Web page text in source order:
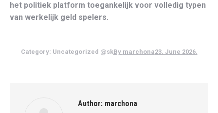
het politiek platform toegankelijk voor volledig typen
van werkelijk geld spelers.
Category: Uncategorized @skBy marchona23. June 2026.
Author: marchona